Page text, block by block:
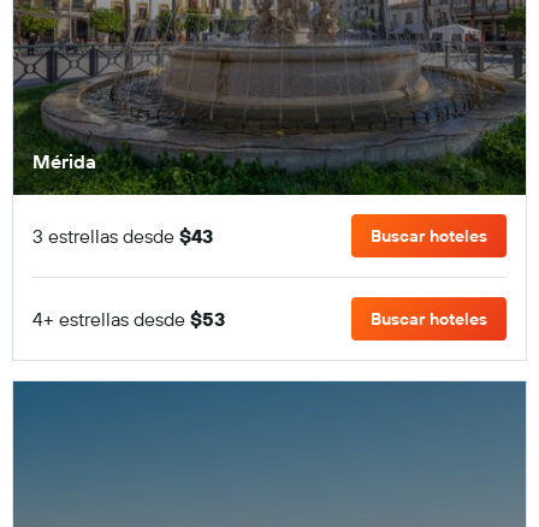
Mérida
3 estrellas desde $43 Buscar hoteles
4+ estrellas desde $53 Buscar hoteles